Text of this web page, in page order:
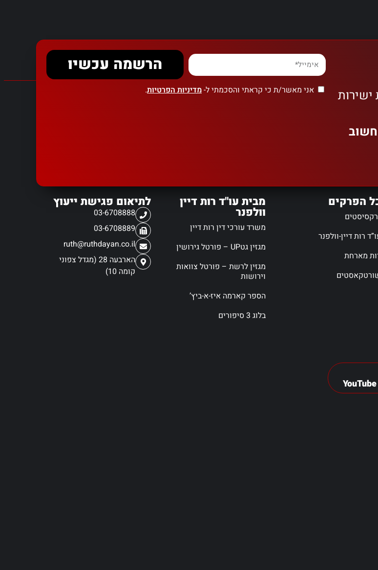
ישירות
אני מאשר/ת כי קראתי והסכמתי ל-מדיניות הפרטיות.
הרשמה עכשיו
הפרקים
רות דיין-וולפנר
מארחת
מבית עו"ד רות דיין
וולפנר
משרד עורכי דין רות דיין
מגזין גטUP – פורטל גירושין
מגזין לרשת – פורטל צוואות
וירושות
הספר קארמה איז-א-ביץ’
בלוג 3 סיפורים
לתיאום פגישת ייעוץ
03-6708888
03-6708889
ruth@ruthdayan.co.il
הארבעה 28 (מגדל צפוני
קומה 10)